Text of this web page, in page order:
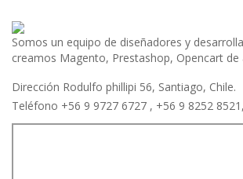
Somos un equipo de diseñadores y
creamos Magento, Prestashop, Opencart de
Dirección Rodulfo phillipi 56, Santiago, Chile.
Teléfono +56 9 9727 6727 , +56 9 8252